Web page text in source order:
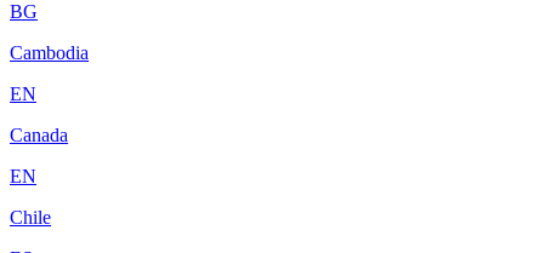
BG
Cambodia
EN
Canada
EN
Chile